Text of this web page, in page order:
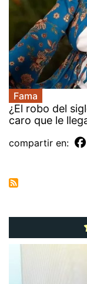
Fama
¿El robo del
caro que le
compartir en: